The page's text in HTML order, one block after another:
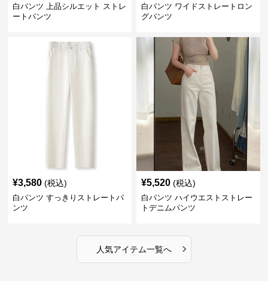
白パンツ 上品シルエット ストレ
ートパンツ
白パンツ ワイドストレートロン
グパンツ
¥3,580 (税込)
白パンツ すっきりストレートパ
ンツ
¥5,520 (税込)
白パンツ ハイウエストストレー
トデニムパンツ
人気アイテム一覧へ ›